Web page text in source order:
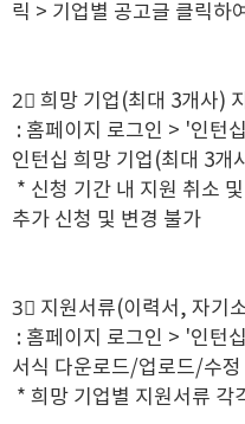
릭 > 기업별 공고글 클릭하
2⃣ 희망 기업(최대 3개사)
: 홈페이지 로그인 > '인턴
인턴십 희망 기업(최대 3개
* 신청 기간 내 지원 취소
추가 신청 및 변경 불가
3⃣ 지원서류(이력서, 자기
: 홈페이지 로그인 > '인턴
서식 다운로드/업로드/수정
* 희망 기업별 지원서류 각